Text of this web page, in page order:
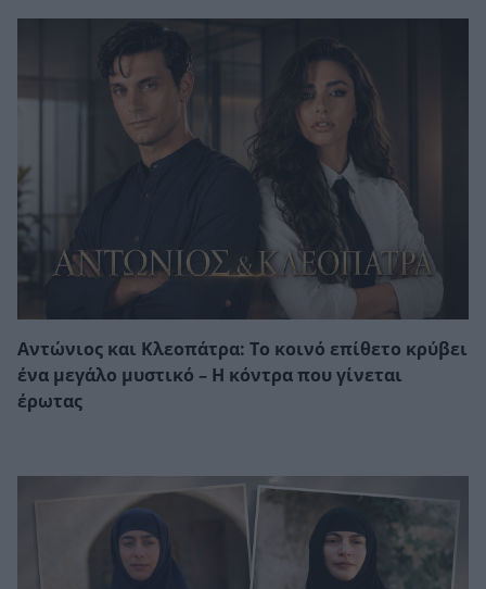
Αντώνιος και Κλεοπάτρα: Το κοινό επίθετο κρύβει
ένα μεγάλο μυστικό – Η κόντρα που γίνεται
έρωτας